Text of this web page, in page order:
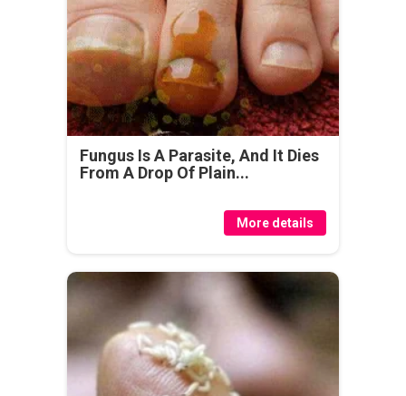
Fungus Is A Parasite, And It Dies
From A Drop Of Plain...
More details